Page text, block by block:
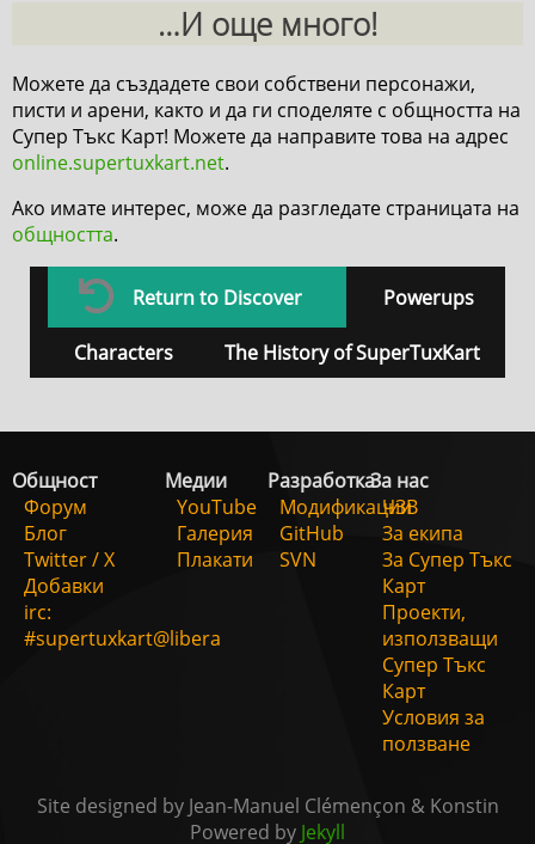
…И още много!
Можете да създадете свои собствени персонажи,
писти и арени, както и да ги споделяте с общността на
Супер Тъкс Карт! Можете да направите това на адрес
online.supertuxkart.net.
Ако имате интерес, може да разгледате страницата на
общността.
Return to Discover Powerups
Characters The History of SuperTuxKart
Общност
Форум
Блог
Twitter / X
Добавки
irc:
#supertuxkart@libera
Медии
YouTube
Галерия
Плакати
Разработка
Модификации
GitHub
SVN
За нас
ЧЗВ
За екипа
За Супер Тъкс
Карт
Проекти,
използващи
Супер Тъкс
Карт
Условия за
ползване
Site designed by Jean-Manuel Clémençon & Konstin
Powered by Jekyll